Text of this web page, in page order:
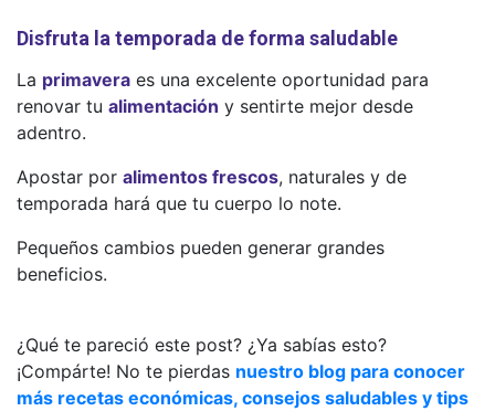
Disfruta la temporada de forma saludable
La primavera es una excelente oportunidad para
renovar tu alimentación y sentirte mejor desde
adentro.
Apostar por alimentos frescos, naturales y de
temporada hará que tu cuerpo lo note.
Pequeños cambios pueden generar grandes
beneficios.
¿Qué te pareció este post? ¿Ya sabías esto?
¡Compárte! No te pierdas nuestro blog para conocer
más recetas económicas, consejos saludables y tips